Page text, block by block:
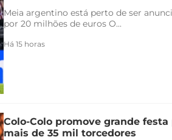
Meia argentino está perto de ser
por 20 milhões de euros O...
Há 15 horas
Colo-Colo promove grande
mais de 35 mil torcedores